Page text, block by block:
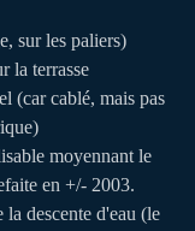
sur les paliers)
la terrasse
(car cablé, mais pas
moyennant le
en +/- 2003.
descente d'eau (le